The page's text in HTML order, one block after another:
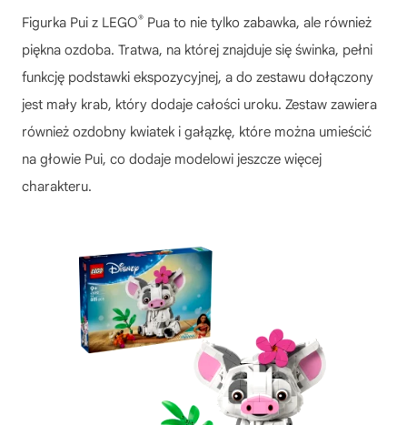
Figurka Pui z LEGO® Pua to nie tylko zabawka, ale również
piękna ozdoba. Tratwa, na której znajduje się świnka, pełni
funkcję podstawki ekspozycyjnej, a do zestawu dołączony
jest mały krab, który dodaje całości uroku. Zestaw zawiera
również ozdobny kwiatek i gałązkę, które można umieścić
na głowie Pui, co dodaje modelowi jeszcze więcej
charakteru.